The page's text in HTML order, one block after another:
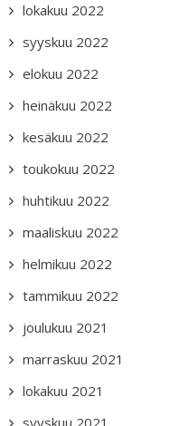
lokakuu 2022
syyskuu 2022
elokuu 2022
heinäkuu 2022
kesäkuu 2022
toukokuu 2022
huhtikuu 2022
maaliskuu 2022
helmikuu 2022
tammikuu 2022
joulukuu 2021
marraskuu 2021
lokakuu 2021